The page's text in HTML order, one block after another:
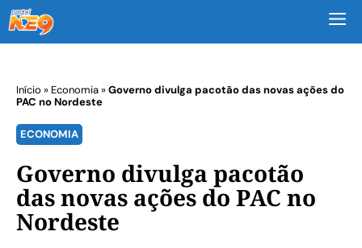
Início » Economia»Governo divulga pacotão das novas ações do
PAC no Nordeste
ECONOMIA
Governo divulga pacotão
das novas ações do PAC no
Nordeste